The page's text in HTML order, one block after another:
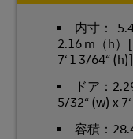
内寸：
2.16 m（h）[
7‘ 1 3/64“ (h)]
ドア：
5/32“ (w) x
容積：